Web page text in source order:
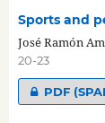
Sports and
José Ramón
20-23
PDF